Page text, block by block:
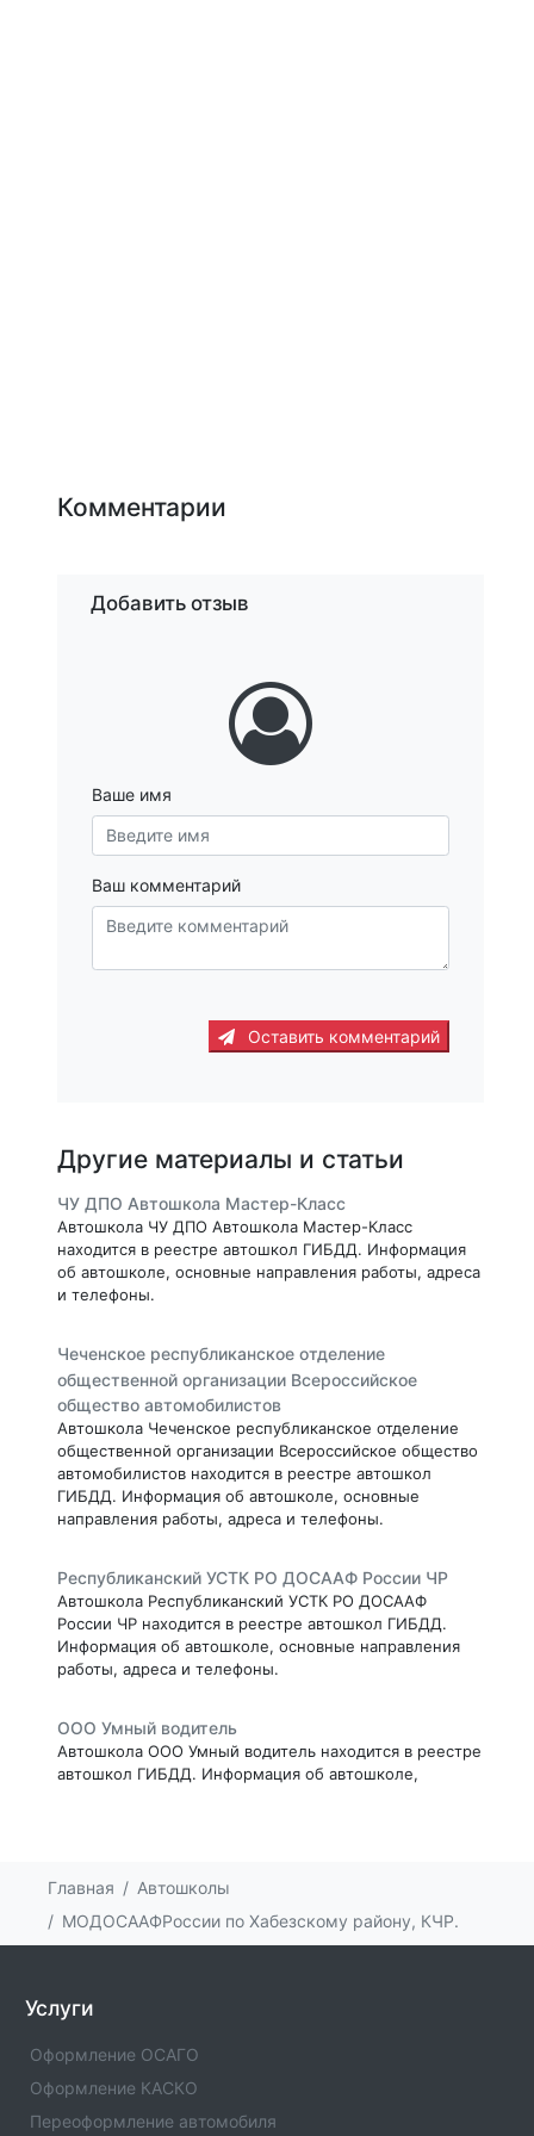
Комментарии
Добавить отзыв
Ваше имя
Ваш комментарий
Оставить комментарий
Другие материалы и статьи
ЧУ ДПО Автошкола Мастер-Класс
Автошкола ЧУ ДПО Автошкола Мастер-Класс
находится в реестре автошкол ГИБДД. Информация
об автошколе, основные направления работы, адреса
и телефоны.
Чеченское республиканское отделение
общественной организации Всероссийское
общество автомобилистов
Автошкола Чеченское республиканское отделение
общественной организации Всероссийское общество
автомобилистов находится в реестре автошкол
ГИБДД. Информация об автошколе, основные
направления работы, адреса и телефоны.
Республиканский УСТК РО ДОСААФ России ЧР
Автошкола Республиканский УСТК РО ДОСААФ
России ЧР находится в реестре автошкол ГИБДД.
Информация об автошколе, основные направления
работы, адреса и телефоны.
ООО Умный водитель
Автошкола ООО Умный водитель находится в реестре
автошкол ГИБДД. Информация об автошколе,
России
ДОСААФ России находится в реестре автошкол
ГИБДД. Информация об автошколе, основные
Автошкола НН ОУ ДПО Автомобилист г. Грозного
об автошколе, основные направления работы, адреса
и телефоны.
Главная
Автошколы
МОДОСААФРоссии по Хабезскому району, КЧР.
Услуги
Оформление ОСАГО
Оформление КАСКО
Переоформление автомобиля